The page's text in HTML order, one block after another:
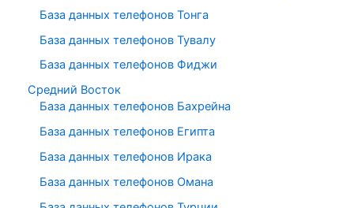
База данных телефонов Тонга
База данных телефонов Тувалу
База данных телефонов Фиджи
Средний Восток
База данных телефонов Бахрейна
База данных телефонов Египта
База данных телефонов Ирака
База данных телефонов Омана